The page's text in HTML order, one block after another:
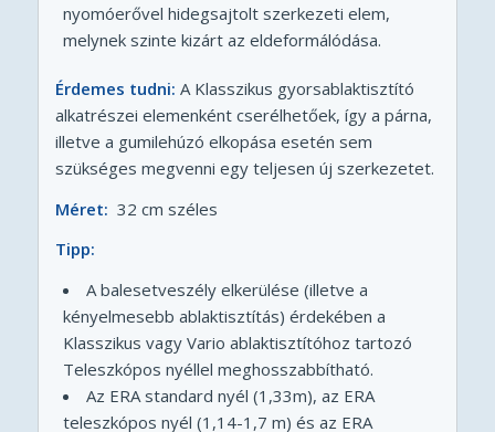
nyomóerővel hidegsajtolt szerkezeti elem,
melynek szinte kizárt az eldeformálódása.
Érdemes tudni: A Klasszikus gyorsablaktisztító
alkatrészei elemenként cserélhetőek, így a párna,
illetve a gumilehúzó elkopása esetén sem
szükséges megvenni egy teljesen új szerkezetet.
Méret: 32 cm széles
Tipp:
A balesetveszély elkerülése (illetve a
kényelmesebb ablaktisztítás) érdekében a
Klasszikus vagy Vario ablaktisztítóhoz tartozó
Teleszkópos nyéllel meghosszabbítható.
Az ERA standard nyél (1,33m), az ERA
teleszkópos nyél (1,14-1,7 m) és az ERA